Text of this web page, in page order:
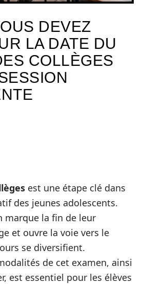
DEVEZ
LA DATE DU
COLLÈGES
est une étape clé dans
des jeunes adolescents.
marque la fin de leur
et ouvre la voie vers le
se diversifient.
de cet examen, ainsi
est essentiel pour les élèves